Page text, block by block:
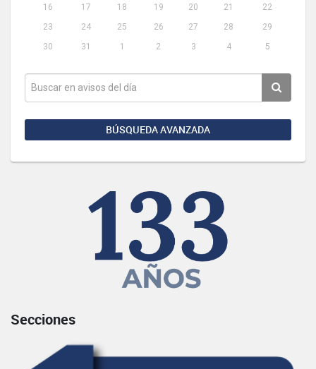
16
17 18 19 20 21
22
23
24 25 26 27 28
29
30
31 1 2 3 4 5
BÚSQUEDA AVANZADA
Secciones